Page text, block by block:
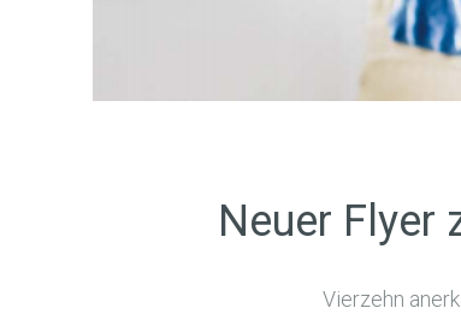
Neuer Flyer
Vierzehn